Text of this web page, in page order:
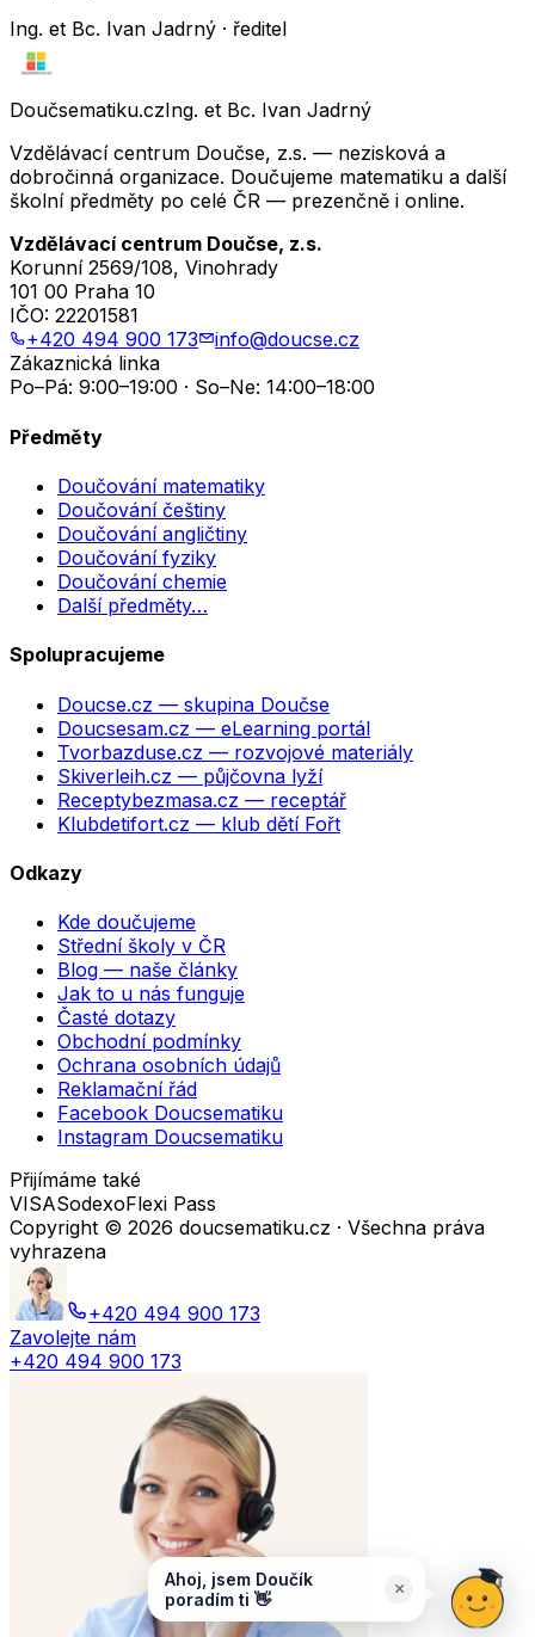
Ing. et Bc. Ivan Jadrný · ředitel
Doučsematiku.czIng. et Bc. Ivan Jadrný
Vzdělávací centrum Doučse, z.s. — nezisková a
dobročinná organizace. Doučujeme matematiku a další
školní předměty po celé ČR — prezenčně i online.
Vzdělávací centrum Doučse, z.s.
Korunní 2569/108, Vinohrady
101 00 Praha 10
IČO: 22201581
+420 494 900 173
info@doucse.cz
Zákaznická linka
Po–Pá: 9:00–19:00 · So–Ne: 14:00–18:00
Předměty
Doučování matematiky
Doučování češtiny
Doučování angličtiny
Doučování fyziky
Doučování chemie
Další předměty…
Spolupracujeme
Doucse.cz — skupina Doučse
Doucsesam.cz — eLearning portál
Tvorbazduse.cz — rozvojové materiály
Skiverleih.cz — půjčovna lyží
Receptybezmasa.cz — receptář
Klubdetifort.cz — klub dětí Fořt
Odkazy
Kde doučujeme
Střední školy v ČR
Blog — naše články
Jak to u nás funguje
Časté dotazy
Obchodní podmínky
Ochrana osobních údajů
Reklamační řád
Facebook Doucsematiku
Instagram Doucsematiku
Přijímáme také
VISASodexoFlexi Pass
Copyright © 2026 doucsematiku.cz · Všechna práva
vyhrazena
+420 494 900 173
Zavolejte nám
+420 494 900 173
Ahoj, jsem Doučík
poradím ti 👋
×